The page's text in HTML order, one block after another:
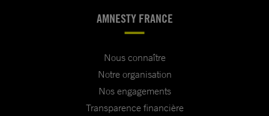
AMNESTY FRANCE
Nous connaître
Notre organisation
Nos engagements
Transparence financière